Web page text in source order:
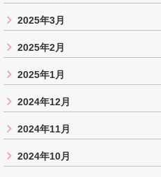
2025年3月
2025年2月
2025年1月
2024年12月
2024年11月
2024年10月